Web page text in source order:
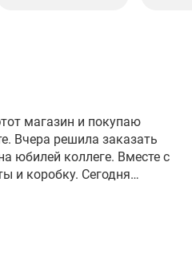
магазин и покупаю
Вчера решила заказать
юбилей коллеге. Вместе с
и коробку. Сегодня
изумительно! На работе
спасибо за